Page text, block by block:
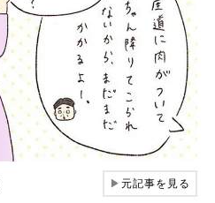
▶元記事を見る